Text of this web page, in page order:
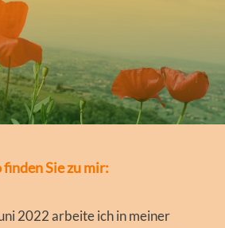
finden Sie zu mir:
2022 arbeite ich in meiner